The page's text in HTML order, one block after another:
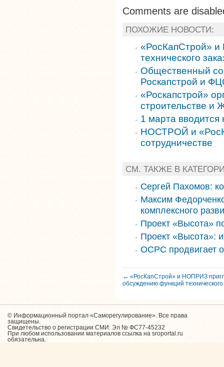
Comments are
ПОХОЖИЕ НОВОСТИ:
«РосКапСтрой»
технического
Общественный
Роскапстрой и
«Роскапстрой»
строительстве и
1 марта
НОСТРОЙ и
сотрудничестве
СМ. ТАКЖЕ В
Сергей Пахомов:
Максим
комплексного
Проект «Высота»
Проект «Высота»:
ОСРС продвигает
← «РосКапСтрой» и НОПРИЗ
обсуждению функций технического
© Информационный портал «Саморегулирование». Все права
защищены.
Свидетельство о регистрации СМИ: Эл № ФС77-45232
При любом использовании материалов ссылка на sroportal.ru
обязательна.